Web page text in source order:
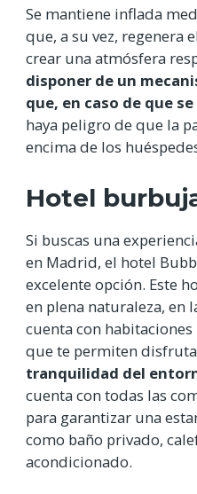
Se mantiene inflada
que, a su vez, regenera
crear una atmósfera
disponer de un
que, en caso de que
haya peligro de que la
encima de los
Hotel
Si buscas una
en Madrid, el hotel
excelente opción. Este
en plena naturaleza, en
cuenta con
que te permiten
tranquilidad del
cuenta con todas las
para garantizar una
como baño privado,
acondicionado.